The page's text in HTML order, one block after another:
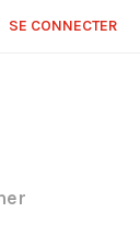
SE CONNECTER